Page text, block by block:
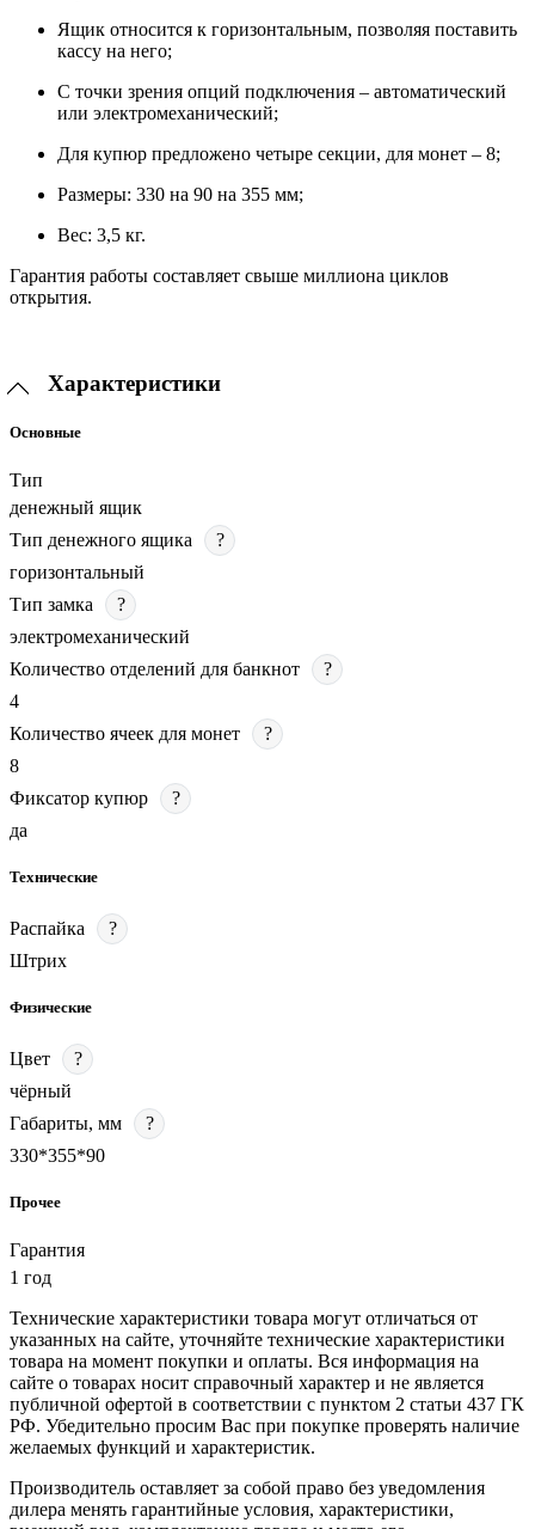
Ящик относится к горизонтальным, позволяя поставить
кассу на него;
С точки зрения опций подключения – автоматический
или электромеханический;
Для купюр предложено четыре секции, для монет – 8;
Размеры: 330 на 90 на 355 мм;
Вес: 3,5 кг.
Гарантия работы составляет свыше миллиона циклов
открытия.
Характеристики
Основные
Тип
денежный ящик
Тип денежного ящика
?
горизонтальный
Тип замка
?
электромеханический
Количество отделений для банкнот
?
4
Количество ячеек для монет
?
8
Фиксатор купюр
?
да
Технические
Распайка
?
Штрих
Физические
Цвет
?
чёрный
Габариты, мм
?
330*355*90
Прочее
Гарантия
1 год
Технические характеристики товара могут отличаться от
указанных на сайте, уточняйте технические характеристики
товара на момент покупки и оплаты. Вся информация на
сайте о товарах носит справочный характер и не является
публичной офертой в соответствии с пунктом 2 статьи 437 ГК
РФ. Убедительно просим Вас при покупке проверять наличие
желаемых функций и характеристик.
Производитель оставляет за собой право без уведомления
дилера менять гарантийные условия, характеристики,